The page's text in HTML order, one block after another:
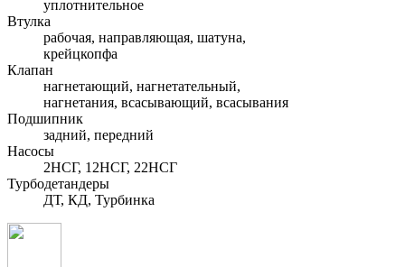
уплотнительное
Втулка
рабочая, направляющая, шатуна,
крейцкопфа
Клапан
нагнетающий, нагнетательный,
нагнетания, всасывающий, всасывания
Подшипник
задний, передний
Насосы
2НСГ, 12НСГ, 22НСГ
Турбодетандеры
ДТ, КД, Турбинка